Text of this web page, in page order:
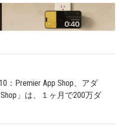
：Premier App Shop、アダ
」は、１ヶ月で200万ダ